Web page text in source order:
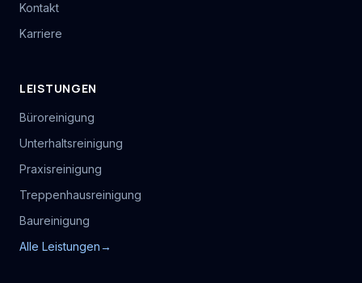
Kontakt
Karriere
LEISTUNGEN
Büroreinigung
Unterhaltsreinigung
Praxisreinigung
Treppenhausreinigung
Baureinigung
Alle Leistungen→